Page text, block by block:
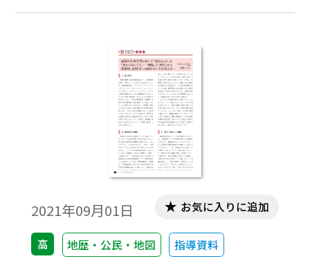
うだったか。本稿では、2021年「共通テス
2021年09月01日
高 地歴・公民・地図 指導資料
お気に入りに追加